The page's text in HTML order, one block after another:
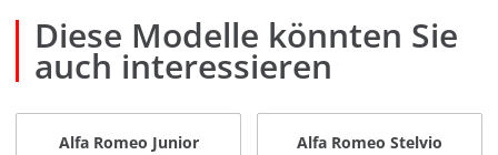
Diese Modelle könnten Sie
auch interessieren
Alfa Romeo Junior Alfa Romeo Stelvio